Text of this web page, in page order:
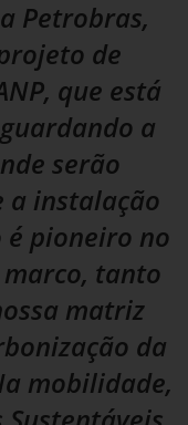
Petrobras,
de
que está
a
serão
a instalação
é pioneiro no
tanto
matriz
da
mobilidade,